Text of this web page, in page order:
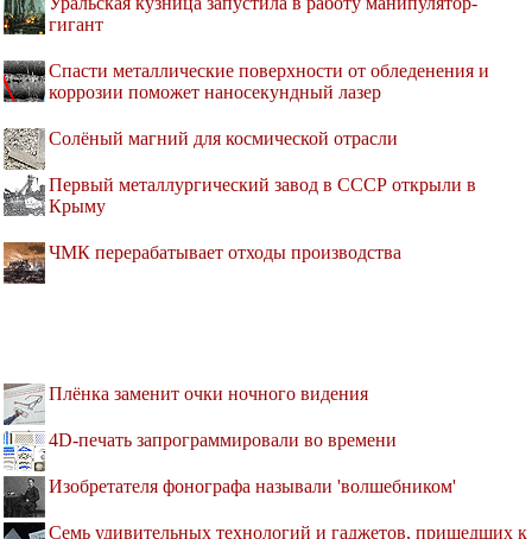
гигант
Спасти металлические поверхности от обледенения и
коррозии поможет наносекундный лазер
Солёный магний для космической отрасли
Первый металлургический завод в СССР открыли в
Крыму
ЧМК перерабатывает отходы производства
Плёнка заменит очки ночного видения
4D-печать запрограммировали во времени
Изобретателя фонографа называли 'волшебником'
Семь удивительных технологий и гаджетов, пришедших к